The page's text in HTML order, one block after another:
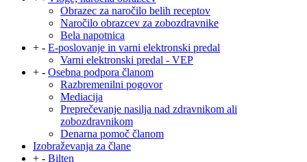
Obrazec za naročilo belih receptov
Naročilo obrazcev za zobozdravnike
Bela napotnica
+ - E-poslovanje in varni elektronski predal
Varni elektronski predal - VEP
+ - Osebna podpora članom
Razbremenilni pogovor
Mediacija
Preprečevanje nasilja nad zdravnikom ali
zobozdravnikom
Denarna pomoč članom
Izobraževanja za člane
+ - Bilten